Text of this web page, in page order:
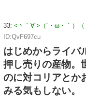
33: <丶｀∀´>（´・ω・｀）
ID:QvF697cu
はじめからライバ
押し売りの産物。
のに対コリアとか
みる気もしない。